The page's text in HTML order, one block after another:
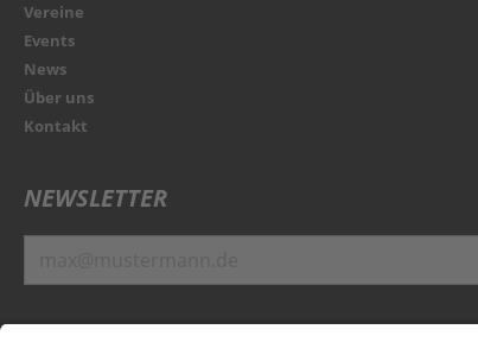
Vereine
Events
News
Über uns
Kontakt
NEWSLETTER